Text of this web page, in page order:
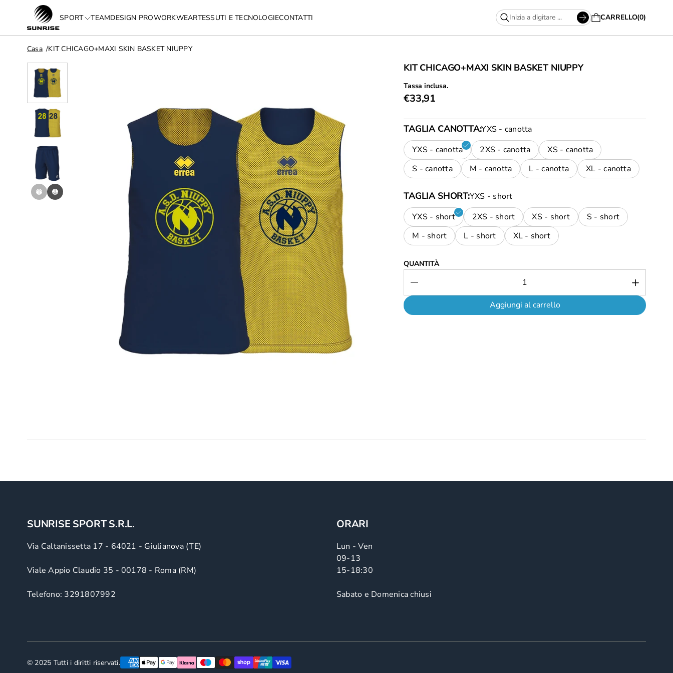
SPORT TEAMDESIGN PROWORKWEARTESSUTI E TECNOLOGIECONTATTI CARRELLO 0
Casa KIT CHICAGO+MAXI SKIN BASKET NIUPPY
KIT CHICAGO+MAXI SKIN BASKET NIUPPY
€33,91
Tassa inclusa.
TAGLIA CANOTTAYXS - canotta
YXS - canotta
2XS - canotta
XS - canotta
S - canotta
M - canotta L - canotta XL - canotta
TAGLIA SHORTYXS - short
YXS - short
2XS - short XS - short
S - short
M - short
L - short XL - short
QUANTITÀ
Aggiungi al carrello
SUNRISE SPORT S.R.L.
Via Caltanissetta 17 - 64021 - Giulianova (TE)
Viale Appio Claudio 35 - 00178 - Roma (RM)
Telefono: 3291807992
ORARI
Lun - Ven
09-13
15-18:30
Sabato e Domenica chiusi
© 2025 Tutti i diritti riservati.